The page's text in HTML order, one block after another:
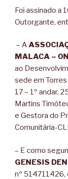
Foi assinado a
Outorgante,
– A
MALACA –
ao
sede em
17 – 1º andar,
Martins
e Gestora do
Comunitária-
– E como
GENESIS
nº 514711426,